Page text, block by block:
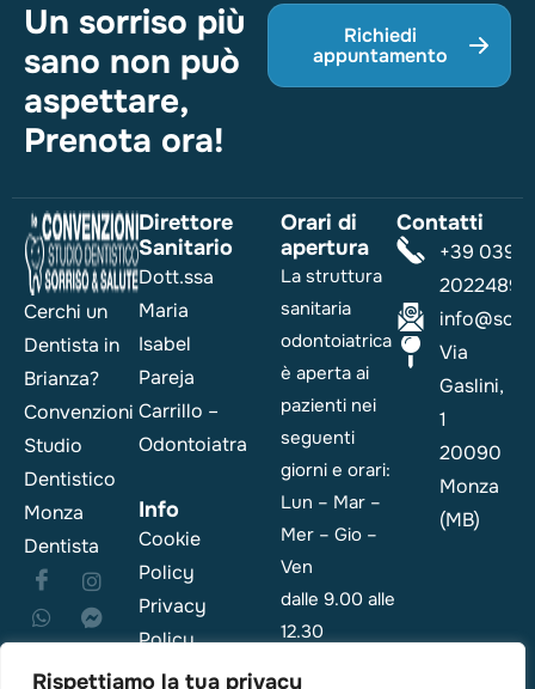
Rispettiamo la tua privacy
Un sorriso più
sano non può
aspettare,
Prenota ora!
Richiedi
appuntamento
Cerchi un
Dentista in
Brianza?
Convenzioni
Studio
Dentistico
Monza
Dentista
Direttore
Sanitario
Dott.ssa
Maria
Isabel
Pareja
Carrillo –
Odontoiatra
Info
Cookie
Policy
Privacy
Policy
Orari di
apertura
La struttura
sanitaria
odontoiatrica
è aperta ai
pazienti nei
seguenti
giorni e orari:
Lun – Mar –
Mer – Gio –
Ven
dalle 9.00 alle
12.30
Contatti
+39 039
2022489
Via
Gaslini,
1
20090
Monza
(MB)